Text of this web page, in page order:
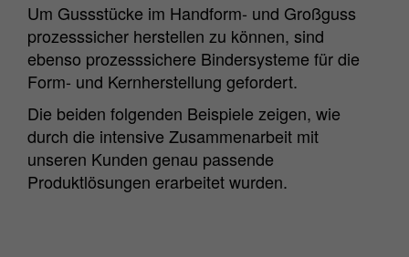
Um Gussstücke im Handform- und Großguss
prozesssicher herstellen zu können, sind
ebenso prozesssichere Bindersysteme für die
Form- und Kernherstellung gefordert.
Die beiden folgenden Beispiele zeigen, wie
durch die intensive Zusammenarbeit mit
unseren Kunden genau passende
Produktlösungen erarbeitet wurden.